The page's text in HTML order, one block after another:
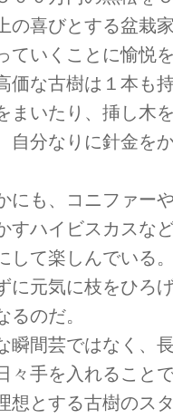
の喜びとする盆栽
ていくことに愉悦
な古樹は１本も
まいたり、挿し木
自分なりに針金を
も、コニファー
すハイビスカスな
して楽しんでいる
に元気に枝をひろ
るのだ。
間芸ではなく、
々手を入れること
想とする古樹のス